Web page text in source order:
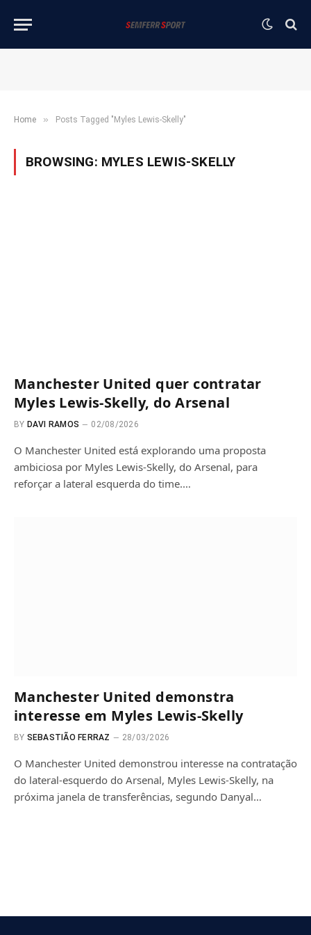
Home » Posts Tagged "Myles Lewis-Skelly"
BROWSING: MYLES LEWIS-SKELLY
Manchester United quer contratar
Myles Lewis-Skelly, do Arsenal
BY DAVI RAMOS 02/08/2026
O Manchester United está explorando uma proposta
ambiciosa por Myles Lewis-Skelly, do Arsenal, para
reforçar a lateral esquerda do time.…
Manchester United demonstra
interesse em Myles Lewis-Skelly
BY SEBASTIÃO FERRAZ 28/03/2026
O Manchester United demonstrou interesse na contratação
do lateral-esquerdo do Arsenal, Myles Lewis-Skelly, na
próxima janela de transferências, segundo Danyal…